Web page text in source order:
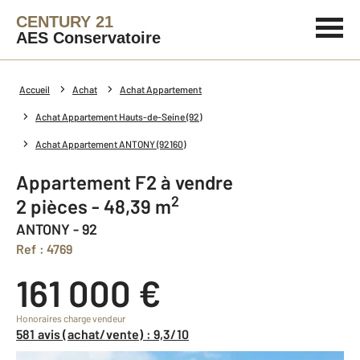
CENTURY 21
AES Conservatoire
Accueil Achat Achat Appartement
Achat Appartement Hauts-de-Seine (92)
Achat Appartement ANTONY (92160)
Appartement F2 à vendre
2 pièces - 48,39 m2
ANTONY - 92
Ref : 4769
161 000 €
Honoraires charge vendeur
581 avis (achat/vente) : 9,3/10